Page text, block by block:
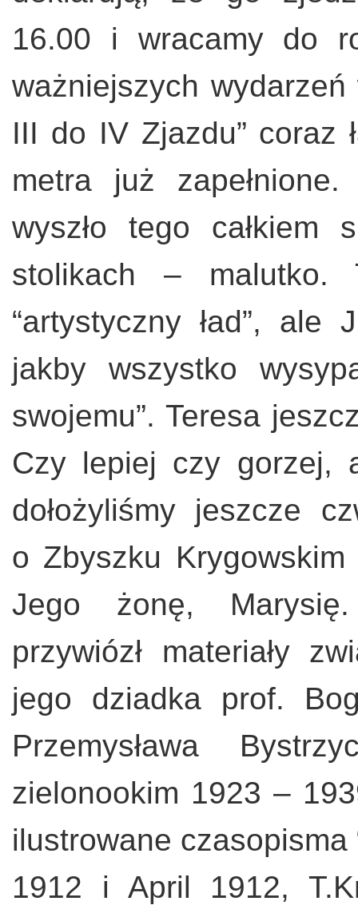
16.00 i wracamy do
ważniejszych
III do IV Zjazdu” coraz
metra już
wyszło tego
stolikach – malutko.
“artystyczny ład”,
jakby wszystko
swojemu”. Teresa
Czy lepiej czy gorzej,
dołożyliśmy jeszcze
o Zbyszku
Jego żonę,
przywiózł materiały
jego dziadka prof.
Przemysława
zielonookim 1923 –
ilustrowane czasopisma
1912 i April 1912,